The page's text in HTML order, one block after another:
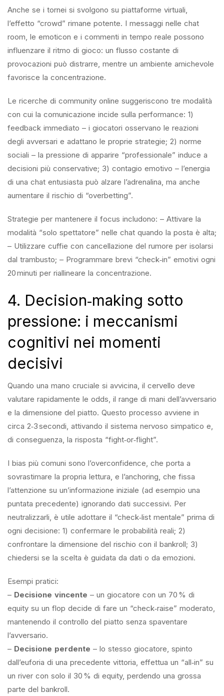
Anche se i tornei si svolgono su piattaforme virtuali,
l’effetto “crowd” rimane potente. I messaggi nelle chat
room, le emoticon e i commenti in tempo reale possono
influenzare il ritmo di gioco: un flusso costante di
provocazioni può distrarre, mentre un ambiente amichevole
favorisce la concentrazione.
Le ricerche di community online suggeriscono tre modalità
con cui la comunicazione incide sulla performance: 1)
feedback immediato – i giocatori osservano le reazioni
degli avversari e adattano le proprie strategie; 2) norme
sociali – la pressione di apparire “professionale” induce a
decisioni più conservative; 3) contagio emotivo – l’energia
di una chat entusiasta può alzare l’adrenalina, ma anche
aumentare il rischio di “overbetting”.
Strategie per mantenere il focus includono: – Attivare la
modalità “solo spettatore” nelle chat quando la posta è alta;
– Utilizzare cuffie con cancellazione del rumore per isolarsi
dal trambusto; – Programmare brevi “check‑in” emotivi ogni
20 minuti per riallineare la concentrazione.
4. Decision‑making sotto
pressione: i meccanismi
cognitivi nei momenti
decisivi
Quando una mano cruciale si avvicina, il cervello deve
valutare rapidamente le odds, il range di mani dell’avversario
e la dimensione del piatto. Questo processo avviene in
circa 2‑3 secondi, attivando il sistema nervoso simpatico e,
di conseguenza, la risposta “fight‑or‑flight”.
I bias più comuni sono l’overconfidence, che porta a
sovrastimare la propria lettura, e l’anchoring, che fissa
l’attenzione su un’informazione iniziale (ad esempio una
puntata precedente) ignorando dati successivi. Per
neutralizzarli, è utile adottare il “check‑list mentale” prima di
ogni decisione: 1) confermare le probabilità reali; 2)
confrontare la dimensione del rischio con il bankroll; 3)
chiedersi se la scelta è guidata da dati o da emozioni.
Esempi pratici:
– Decisione vincente – un giocatore con un 70 % di
equity su un flop decide di fare un “check‑raise” moderato,
mantenendo il controllo del piatto senza spaventare
l’avversario.
– Decisione perdente – lo stesso giocatore, spinto
dall’euforia di una precedente vittoria, effettua un “all‑in” su
un river con solo il 30 % di equity, perdendo una grossa
parte del bankroll.